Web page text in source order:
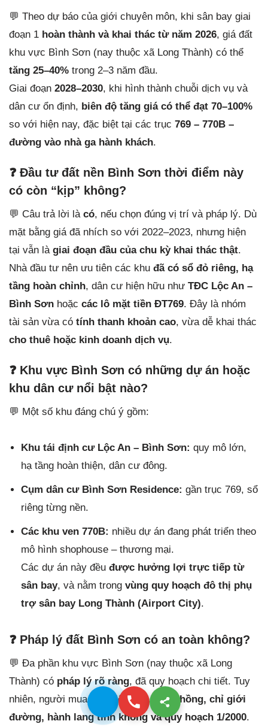
💬 Theo dự báo của giới chuyên môn, khi sân bay giai
đoạn 1 hoàn thành và khai thác từ năm 2026, giá đất
khu vực Bình Sơn (nay thuộc xã Long Thành) có thể
tăng 25–40% trong 2–3 năm đầu.
Giai đoạn 2028–2030, khi hình thành chuỗi dịch vụ và
dân cư ổn định, biên độ tăng giá có thể đạt 70–100%
so với hiện nay, đặc biệt tại các trục 769 – 770B –
đường vào nhà ga hành khách.
❓ Đầu tư đất nền Bình Sơn thời điểm này
có còn “kịp” không?
💬 Câu trả lời là có, nếu chọn đúng vị trí và pháp lý. Dù
mặt bằng giá đã nhích so với 2022–2023, nhưng hiện
tại vẫn là giai đoạn đầu của chu kỳ khai thác thật.
Nhà đầu tư nên ưu tiên các khu đã có sổ đỏ riêng, hạ
tầng hoàn chỉnh, dân cư hiện hữu như TĐC Lộc An –
Bình Sơn hoặc các lô mặt tiền ĐT769. Đây là nhóm
tài sản vừa có tính thanh khoản cao, vừa dễ khai thác
cho thuê hoặc kinh doanh dịch vụ.
❓ Khu vực Bình Sơn có những dự án hoặc
khu dân cư nổi bật nào?
💬 Một số khu đáng chú ý gồm:
Khu tái định cư Lộc An – Bình Sơn: quy mô lớn,
hạ tầng hoàn thiện, dân cư đông.
Cụm dân cư Bình Sơn Residence: gần trục 769, sổ
riêng từng nền.
Các khu ven 770B: nhiều dự án đang phát triển theo
mô hình shophouse – thương mại.
Các dự án này đều được hưởng lợi trực tiếp từ
sân bay, và nằm trong vùng quy hoạch đô thị phụ
trợ sân bay Long Thành (Airport City).
❓ Pháp lý đất Bình Sơn có an toàn không?
💬 Đa phần khu vực Bình Sơn (nay thuộc xã Long
Thành) có pháp lý rõ ràng, đã quy hoạch chi tiết. Tuy
nhiên, người mua cần
kiểm tra kỹ sổ hồng, chỉ giới
đường, hành lang tĩnh không và quy hoạch 1/2000.